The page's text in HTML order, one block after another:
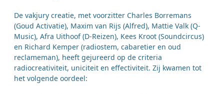
De vakjury creatie, met voorzitter Charles Borremans
(Goud Activatie), Maxim van Rijs (Alfred), Mattie Valk (Q-
Music), Afra Uithoof (D-Reizen), Kees Kroot (Soundcircus)
en Richard Kemper (radiostem, cabaretier en oud
reclameman), heeft gejureerd op de criteria
radiocreativiteit, uniciteit en effectiviteit. Zij kwamen tot
het volgende oordeel: